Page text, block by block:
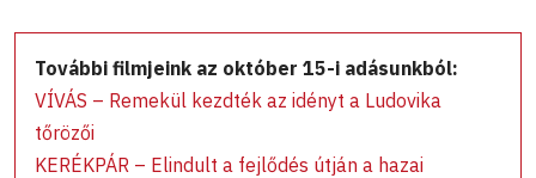
További filmjeink az október 15-i adásunkból:
VÍVÁS – Remekül kezdték az idényt a Ludovika
tőrözői
KERÉKPÁR – Elindult a fejlődés útján a hazai